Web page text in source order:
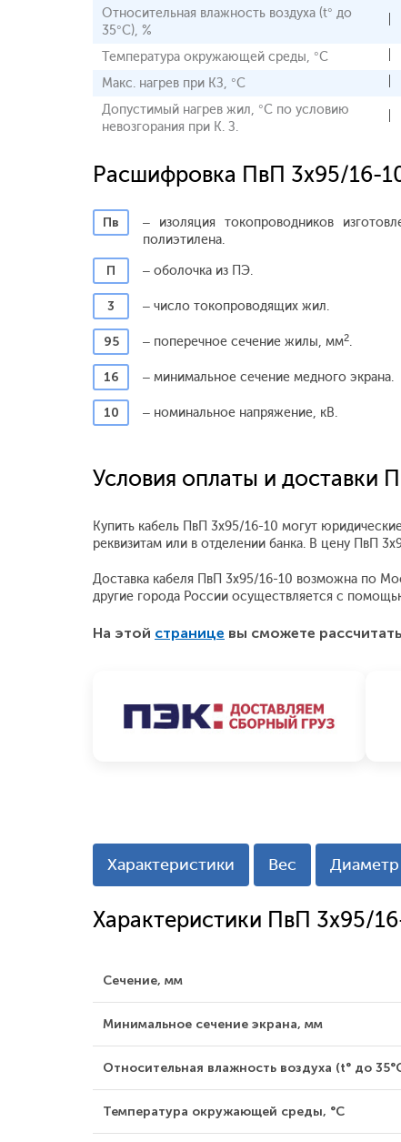
Относительная влажность воздуха (t° до
35°С), %
Температура окружающей среды, °С
Макс. нагрев при КЗ, °С
Допустимый нагрев жил, °С по условию
невозгорания при К. З.
Расшифровка ПвП 3x95/16-
Пв
– изоляция токопроводников
полиэтилена.
П
– оболочка из ПЭ.
3 – число токопроводящих жил.
95 – поперечное сечение жилы, мм2.
16 – минимальное сечение медного экрана.
10 – номинальное напряжение, кВ.
Условия оплаты и доставки
Купить кабель ПвП 3x95/16-10 могут
реквизитам или в отделении банка. В цену ПвП
Доставка кабеля ПвП 3x95/16-10 возможна по
другие города России осуществляется с
На этой странице вы сможете
Характеристики Вес Диаметр
Характеристики ПвП 3x95/
Сечение, мм
Минимальное сечение экрана, мм
Относительная влажность воздуха (t° до
Температура окружающей среды, °С